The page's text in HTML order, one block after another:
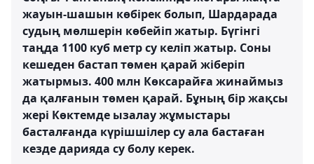
жауын-шашын көбірек болып, Шардарада
судың мөлшерін көбейіп жатыр. Бүгінгі
таңда 1100 куб метр су келіп жатыр. Соны
кешеден бастап төмен қарай жіберіп
жатырмыз. 400 млн Көксарайға жинаймыз
да қалғанын төмен қарай. Бұның бір жақсы
жері Көктемде ызалау жұмыстары
басталғанда күрішшілер су ала бастаған
кезде дарияда су болу керек.